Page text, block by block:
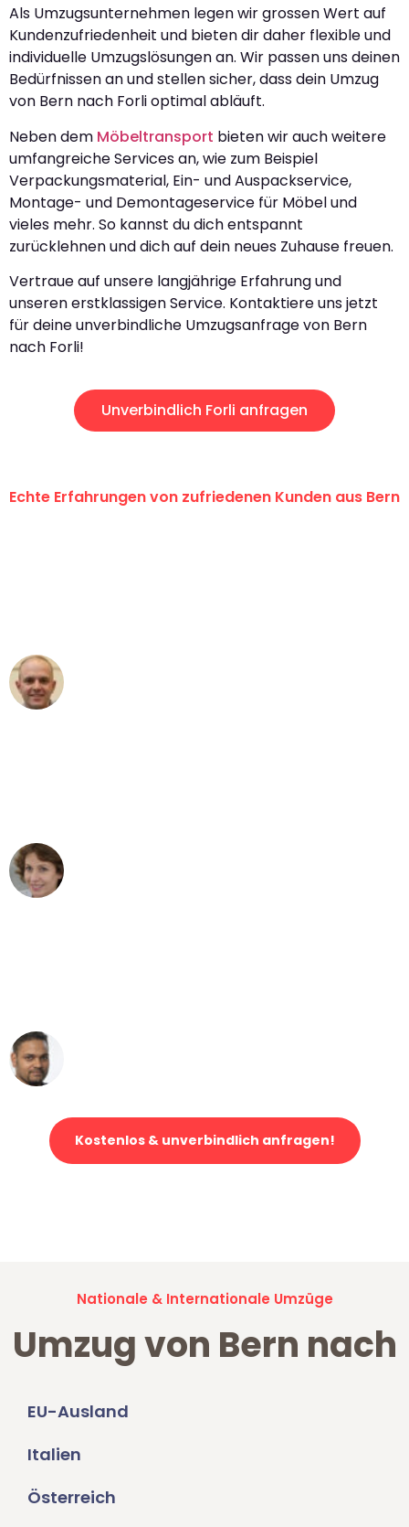
Als Umzugsunternehmen legen wir grossen Wert auf
Kundenzufriedenheit und bieten dir daher flexible und
individuelle Umzugslösungen an. Wir passen uns deinen
Bedürfnissen an und stellen sicher, dass dein Umzug
von Bern nach Forli optimal abläuft.
Neben dem Möbeltransport bieten wir auch weitere
umfangreiche Services an, wie zum Beispiel
Verpackungsmaterial, Ein- und Auspackservice,
Montage- und Demontageservice für Möbel und
vieles mehr. So kannst du dich entspannt
zurücklehnen und dich auf dein neues Zuhause freuen.
Vertraue auf unsere langjährige Erfahrung und
unseren erstklassigen Service. Kontaktiere uns jetzt
für deine unverbindliche Umzugsanfrage von Bern
nach Forli!
Unverbindlich Forli anfragen
Echte Erfahrungen von zufriedenen Kunden aus Bern
Kostenlos & unverbindlich anfragen!
Nationale & Internationale Umzüge
Umzug von Bern nach
EU-Ausland
Italien
Österreich